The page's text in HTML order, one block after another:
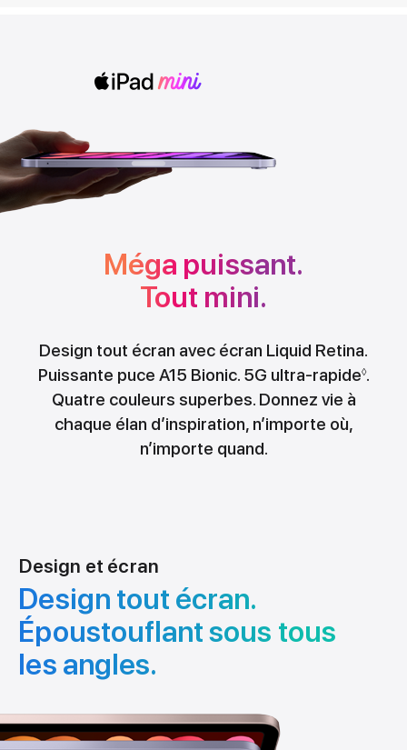
Méga puissant.
Tout mini.
Design tout écran avec écran Liquid Retina.
Puissante puce A15 Bionic. 5G ultra-rapide◊.
Quatre couleurs superbes. Donnez vie à
chaque élan d’inspiration, n’importe où,
n’importe quand.
Design et écran
Design tout écran.
Époustouflant sous tous
les angles.